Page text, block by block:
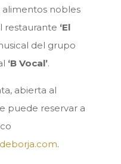
nobles
restaurante ‘El
del grupo
‘B Vocal’.
abierta al
puede reservar a
.